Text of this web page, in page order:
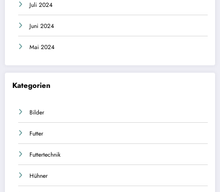
Juli 2024
Juni 2024
Mai 2024
Kategorien
Bilder
Futter
Futtertechnik
Hühner